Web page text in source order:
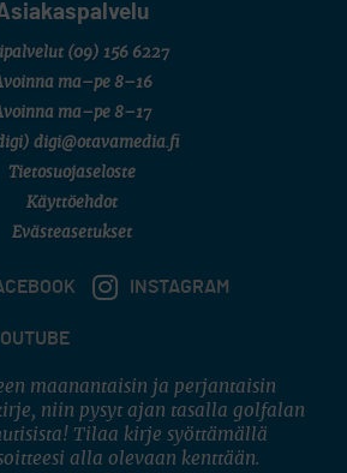
(09) 156 6227
ma–pe 8–16
ma–pe 8–17
digi@otavamedia.fi
Tietosuojaseloste
Käyttöehdot
Evästeasetukset
INSTAGRAM
maanantaisin ja perjantaisin
niin pysyt ajan tasalla golfalan
Tilaa kirje syöttämällä
alla olevaan kenttään.